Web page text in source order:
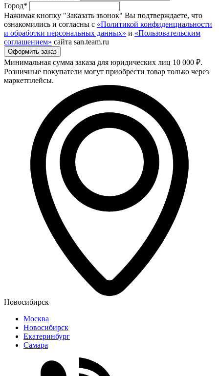
Город*
Нажимая кнопку "Заказать звонок" Вы подтверждаете, что
ознакомились и согласны с «Политикой конфиденциальности
и обработки персональных данных» и «Пользовательским
соглашением» сайта san.team.ru
Минимальная сумма заказа для юридических лиц 10 000 ₽.
Розничные покупатели могут приобрести товар только через
маркетплейсы.
Новосибирск
Москва
Новосибирск
Екатеринбург
Самара